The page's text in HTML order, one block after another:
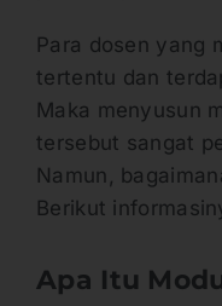
Para dosen yang
tertentu dan
Maka menyusun
tersebut sangat
Namun,
Berikut
Apa Itu